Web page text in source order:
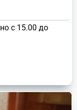
с 15.00 до